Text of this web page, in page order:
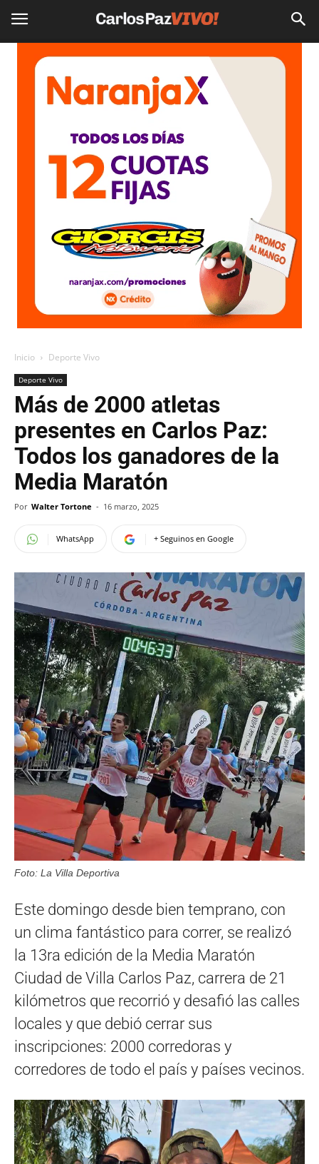
Inicio Deporte Vivo
Deporte Vivo
Más de 2000 atletas
presentes en Carlos Paz:
Todos los ganadores de la
Media Maratón
Por Walter Tortone - 16 marzo, 2025
WhatsApp + Seguinos en Google
Foto: La Villa Deportiva
Este domingo desde bien temprano, con
un clima fantástico para correr, se realizó
la 13ra edición de la Media Maratón
Ciudad de Villa Carlos Paz, carrera de 21
kilómetros que recorrió y desafió las calles
locales y que debió cerrar sus
inscripciones: 2000 corredoras y
corredores de todo el país y países vecinos.